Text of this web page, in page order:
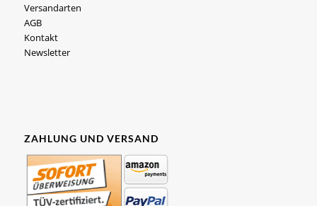
Versandarten
AGB
Kontakt
Newsletter
ZAHLUNG UND VERSAND